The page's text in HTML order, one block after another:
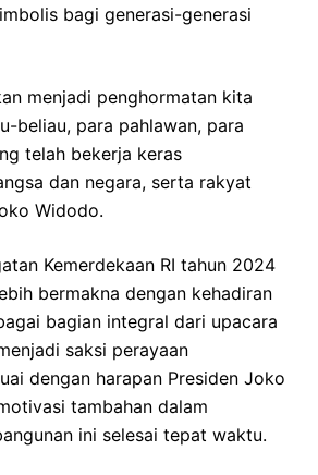
bagi generasi-generasi
menjadi penghormatan kita
beliau, para pahlawan, para
telah bekerja keras
dan negara, serta rakyat
Widodo.
Kemerdekaan RI tahun 2024
bermakna dengan kehadiran
bagian integral dari upacara
saksi perayaan
dengan harapan Presiden Joko
tambahan dalam
ini selesai tepat waktu.